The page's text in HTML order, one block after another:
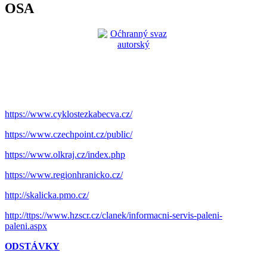
OSA
https://www.cyklostezkabecva.cz/
https://www.czechpoint.cz/public/
https://www.olkraj.cz/index.php
https://www.regionhranicko.cz/
http://skalicka.pmo.cz/
http://ttps://www.hzscr.cz/clanek/informacni-servis-paleni-
paleni.aspx
ODSTÁVKY